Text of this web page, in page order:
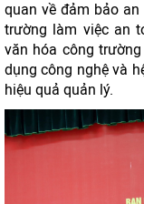
quan về đảm bảo
trường làm việc an
văn hóa công
dụng công nghệ và
hiệu quả quản lý.